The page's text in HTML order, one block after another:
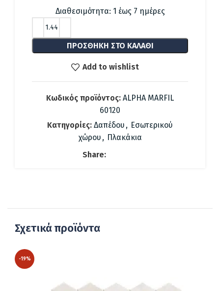
Διαθεσιμότητα: 1 έως 7 ημέρες
ΠΡΟΣΘΉΚΗ ΣΤΟ ΚΑΛΆΘΙ
Add to wishlist
Κωδικός προϊόντος: ALPHA MARFIL
60120
Κατηγορίες: Δαπέδου , Εσωτερικού
χώρου , Πλακάκια
Share:
Σχετικά προϊόντα
-19%